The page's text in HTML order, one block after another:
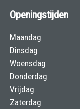
Openingstijden
Maandag
Dinsdag
Woensdag
Donderdag
Vrijdag
Zaterdag